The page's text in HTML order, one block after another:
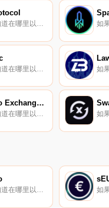
如果你想知道在哪里以当前价格购买Angle Protocol,目前交易{Angle Protocol]股票的顶级加密货币交易所是Uniswap（V3）、Curve Finance和SushiSwap。您可以在我们的加密货币交易所页面上找到其他列表.
El Dorado Exchange（Arbitrum）
如果你想知道在哪里以当前价格购买El Dorado Exchange（ArEDEtrum）,目前交易{El Dorado Exchange（ArEDEtrum）]股票的顶级加密货币交易所是Uniswap（V3）（ArEDEtrum）和Camelot.